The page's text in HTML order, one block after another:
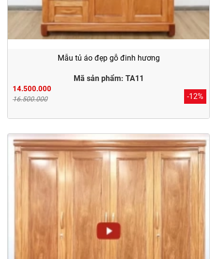
Mẫu tủ áo đẹp gỗ đinh hương
Mã sản phẩm: TA11
14.500.000
16.500.000 -12%